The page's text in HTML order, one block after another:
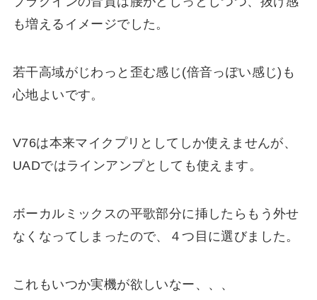
も増えるイメージでした。
若干高域がじわっと歪む感じ(倍音っぽい感じ)も
心地よいです。
V76は本来マイクプリとしてしか使えませんが、
UADではラインアンプとしても使えます。
ボーカルミックスの平歌部分に挿したらもう外せ
なくなってしまったので、４つ目に選びました。
これもいつか実機が欲しいなー、、、